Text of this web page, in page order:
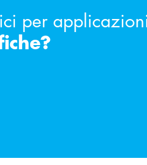
per